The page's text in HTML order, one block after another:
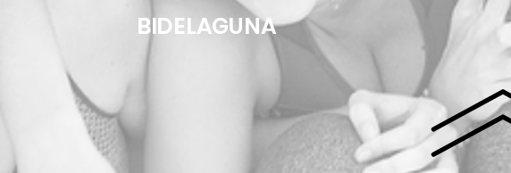
BIDELAGUNA